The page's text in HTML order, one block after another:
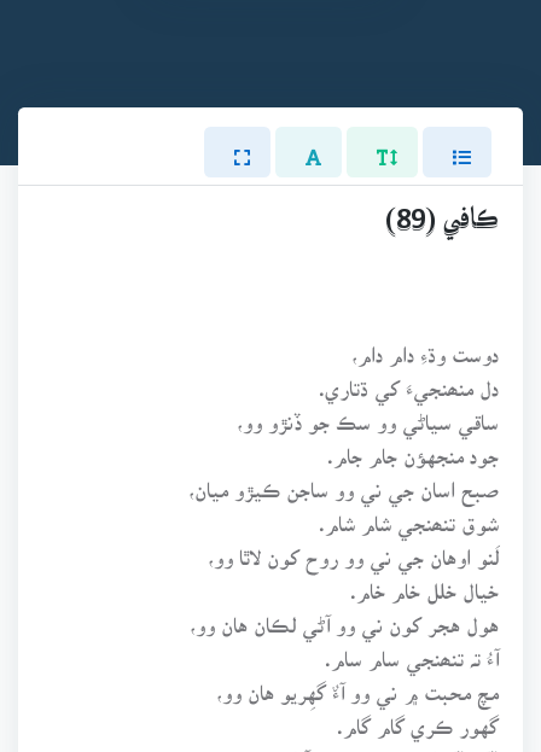
ڪافي (89)
دوست وڌءِ دام دام،
دل منھنجيءَ کي ڌتاري.
ساقي سياڻي وو سڪ جو ڏنڙو وو،
جود منجهؤن جام جام.
صبح اسان جي ني وو ساجن ڪيڙو ميان،
شوق تنھنجي شام شام.
لَنو اوهان جي ني وو روح کون لاٿا وو،
خيال خلل خام خام.
هول هجر کون ني وو آڻي لڪان هان وو،
آءُ تہ تنھنجي سام سام.
مچ محبت ۾ ني وو آءٌ گهِريو هان وو،
گهور ڪري گام گام.